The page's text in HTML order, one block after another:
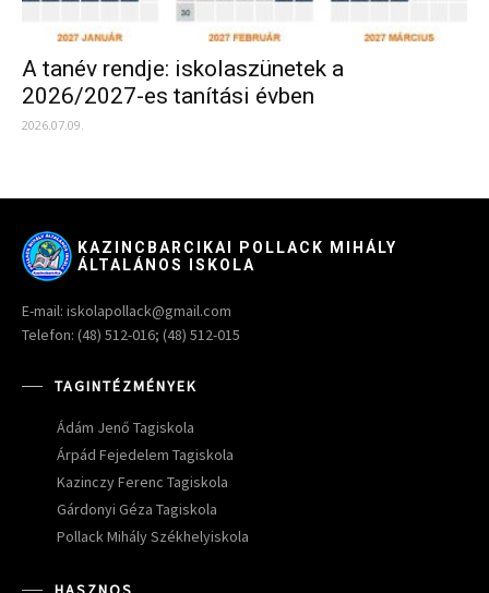
A tanév rendje: iskolaszünetek a
2026/2027-es tanítási évben
2026.07.09.
KAZINCBARCIKAI POLLACK MIHÁLY
ÁLTALÁNOS ISKOLA
E-mail: iskolapollack@gmail.com
Telefon: (48) 512-016; (48) 512-015
TAGINTÉZMÉNYEK
Ádám Jenő Tagiskola
Árpád Fejedelem Tagiskola
Kazinczy Ferenc Tagiskola
Gárdonyi Géza Tagiskola
Pollack Mihály Székhelyiskola